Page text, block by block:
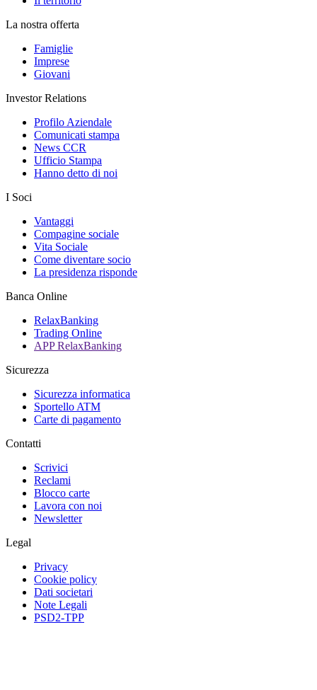
La nostra offerta
Famiglie
Imprese
Giovani
Investor Relations
Profilo Aziendale
Comunicati stampa
News CCR
Ufficio Stampa
Hanno detto di noi
I Soci
Vantaggi
Compagine sociale
Vita Sociale
Come diventare socio
La presidenza risponde
Banca Online
RelaxBanking
Trading Online
APP RelaxBanking
Sicurezza
Sicurezza informatica
Sportello ATM
Carte di pagamento
Contatti
Scrivici
Reclami
Blocco carte
Lavora con noi
Newsletter
Legal
Privacy
Cookie policy
Dati societari
Note Legali
PSD2-TPP